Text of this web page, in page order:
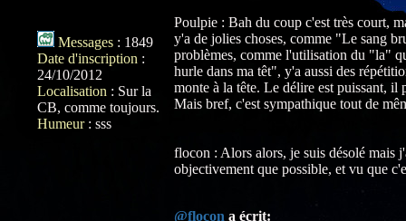
Messages : 1849
Date d'inscription :
24/10/2012
Localisation : Sur la
CB, comme toujours.
Humeur: sss
Poulpie : Bah du coup c'est très court,
y'a de jolies choses, comme "Le sang
problèmes, comme l'utilisation du "la"
hurle dans ma têt", y'a aussi des
monte à la tête. Le délire est puissant, il
Mais bref, c'est sympathique tout de
flocon : Alors alors, je suis désolé mais
objectivement que possible, et vu que
@flocon a écrit: